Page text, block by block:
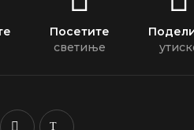
Посетите
светиње